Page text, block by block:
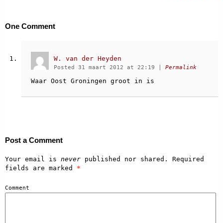
One Comment
W. van der Heyden
Posted 31 maart 2012 at 22:19 Permalink
Waar Oost Groningen groot in is
Post a Comment
Your email is never published nor shared. Required
fields are marked *
Comment